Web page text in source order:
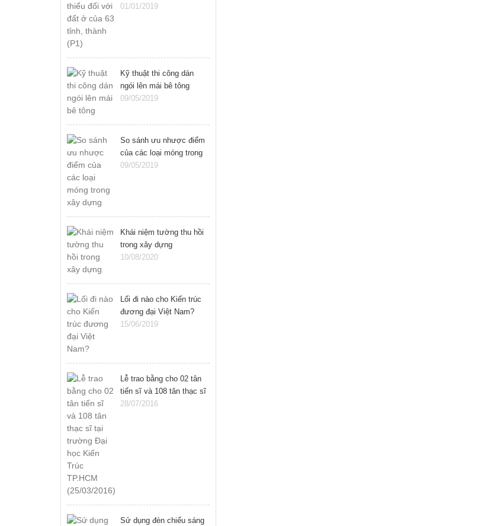
tỉnh, thành (P1)
01/01/2019
Kỹ thuật thi công dán
ngói lên mái bê tông
09/05/2019
So sánh ưu nhược điểm
của các loại móng trong
xây dựng
09/05/2019
Khái niệm tường thu hồi
trong xây dựng
10/08/2020
Lối đi nào cho Kiến trúc
đương đại Việt Nam?
15/06/2019
Lễ trao bằng cho 02 tân
tiến sĩ và 108 tân thạc sĩ
tại trường Đại học Kiến
28/07/2016
Sử dụng đèn chiếu sáng